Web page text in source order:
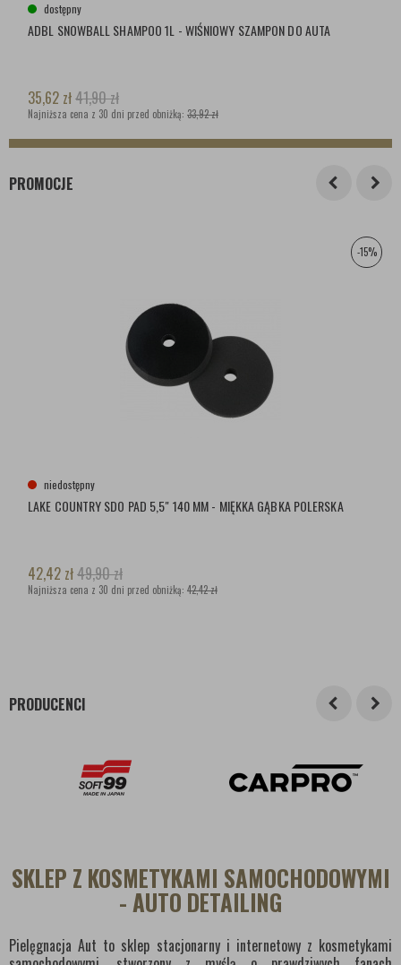
dostępny
ADBL SNOWBALL SHAMPOO 1L - WIŚNIOWY SZAMPON DO AUTA
35,62 zł41,90zł
Najniższa cena z 30 dni przed obniżką: 33,92 zł
PROMOCJE
-15%
niedostępny
LAKE COUNTRY SDO PAD 5,5" 140 MM - MIĘKKA GĄBKA POLERSKA
42,42 zł49,90zł
Najniższa cena z 30 dni przed obniżką: 42,42 zł
PRODUCENCI
SKLEP Z KOSMETYKAMI SAMOCHODOWYMI
- AUTO DETAILING
Pielęgnacja Aut to sklep stacjonarny i internetowy z kosmetykami